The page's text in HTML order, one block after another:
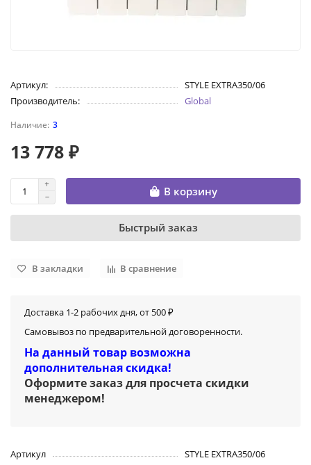
Артикул:
STYLE EXTRA350/06
Производитель:
Global
3
13 778 ₽
В корзину
Быстрый заказ
В закладки В сравнение
Доставка 1-2 рабочих дня, от 500 ₽
Самовывоз по предварительной договоренности.
На данный товар возможна
дополнительная скидка!
Оформите заказ для просчета скидки
менеджером!
Артикул
STYLE EXTRA350/06